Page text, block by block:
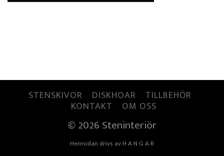
STENSKIVOR DISKHOAR TILLBEHÖR
KONTAKT OM OSS
© 2026 Steninteriör
Hemsidan drivs avH A N G A R